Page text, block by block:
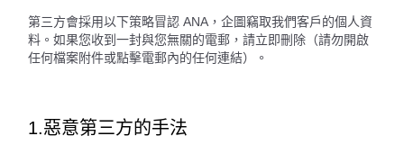
第三方會採用以下策略冒認 ANA，企圖竊取我們客戶的個人資
料。如果您收到一封與您無關的電郵，請立即刪除（請勿開啟
任何檔案附件或點擊電郵內的任何連結）。
1.惡意第三方的手法